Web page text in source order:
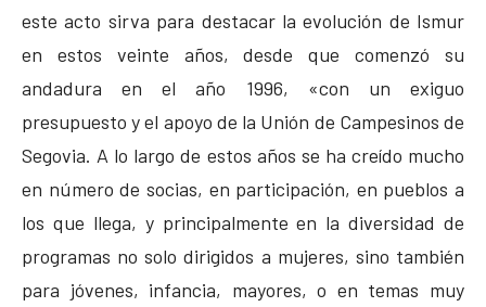
este acto sirva para destacar la evolución de Ismur
en estos veinte años, desde que comenzó su
andadura en el año 1996, «con un exiguo
presupuesto y el apoyo de la Unión de Campesinos de
Segovia. A lo largo de estos años se ha creído mucho
en número de socias, en participación, en pueblos a
los que llega, y principalmente en la diversidad de
programas no solo dirigidos a mujeres, sino también
para jóvenes, infancia, mayores, o en temas muy